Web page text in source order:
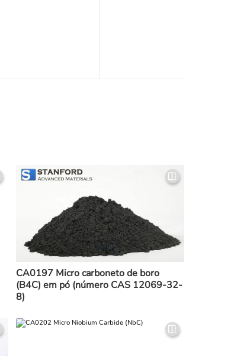
CA0197 Micro carboneto de boro
(B4C) em pó (número CAS 12069-32-
8)